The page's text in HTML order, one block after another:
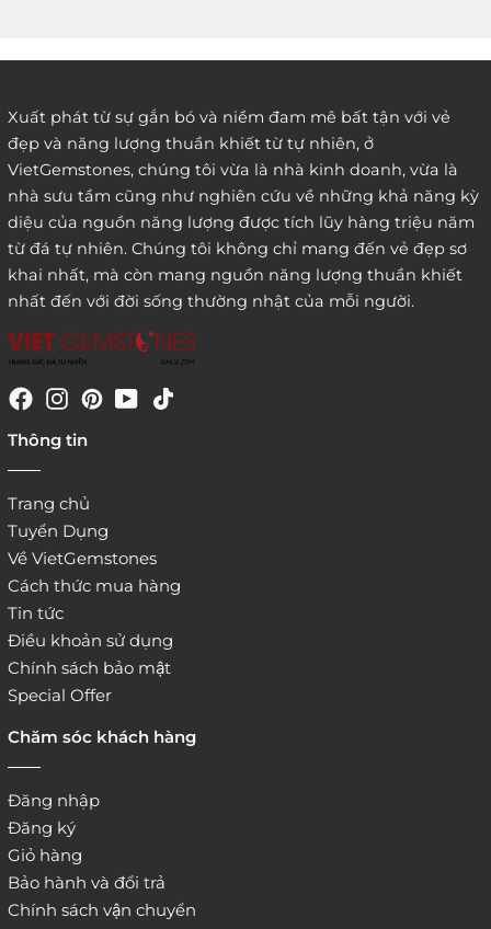
3. Đặt hàng thông quaemail hay chat trực tiếp với
chúng tôi:
website:
Xuất phát từ sự gắn bó và niềm đam mê bất tận với vẻ
đẹp và năng lượng thuần khiết từ tự nhiên, ở
VietGemstones, chúng tôi vừa là nhà kinh doanh, vừa là
nhà sưu tầm cũng như nghiên cứu về những khả năng kỳ
diệu của nguồn năng lượng được tích lũy hàng triệu năm
từ đá tự nhiên. Chúng tôi không chỉ mang đến vẻ đẹp sơ
khai nhất, mà còn mang nguồn năng lượng thuần khiết
nhất đến với đời sống thường nhật của mỗi người.
Thông tin
Trang chủ
Tuyển Dụng
Về VietGemstones
Cách thức mua hàng
Tin tức
Điều khoản sử dụng
Chính sách bảo mật
Special Offer
Chăm sóc khách hàng
Đăng nhập
Đăng ký
Giỏ hàng
Bảo hành và đổi trả
Chính sách vận chuyển